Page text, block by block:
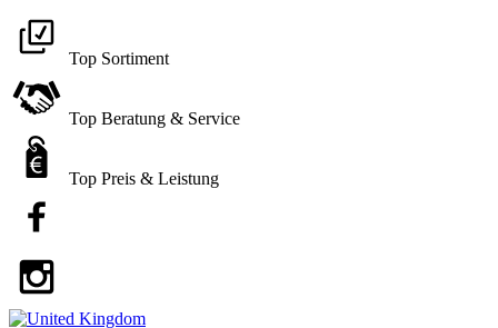
Top Sortiment
Top Beratung & Service
Top Preis & Leistung